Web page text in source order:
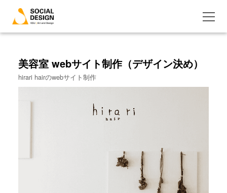
美容室 webサイト制作（デザイン決め）
hirari hairのwebサイト制作